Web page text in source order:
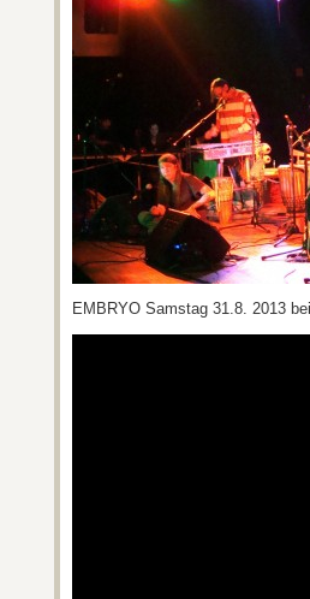
EMBRYO Samstag 31.8. 2013